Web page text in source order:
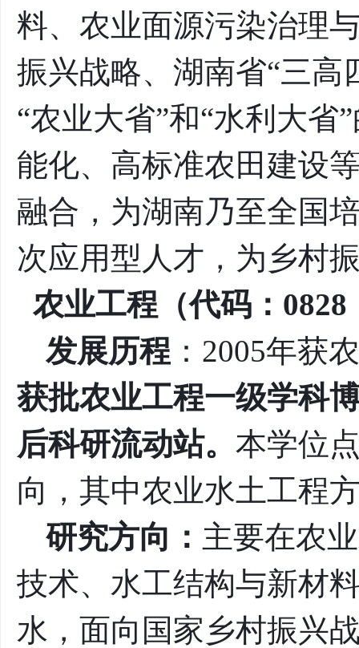
料、农业面源污染治理
振兴战略、湖南省“三高
“农业大省”和“水利大
能化、高标准农田建设
融合，为湖南乃至全国
次应用型人才，为乡村
农业工程（代码：
发展历程 ：2005年获
获批农业工程一级学科
后科研流动站。 本学位
向，其中农业水土工程
研究方向： 主要在农
技术、水工结构与新材
水，面向国家乡村振兴